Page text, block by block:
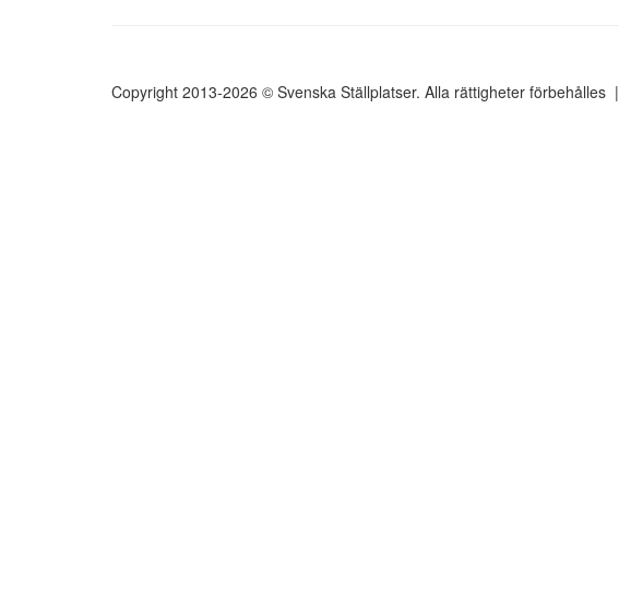
Copyright 2013-2026 © Svenska Ställplatser. Alla rättigheter förbehålles |